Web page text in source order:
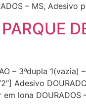
– MS, Adesivo
– 3ªdupla
Adesivo
lona DOURADOS